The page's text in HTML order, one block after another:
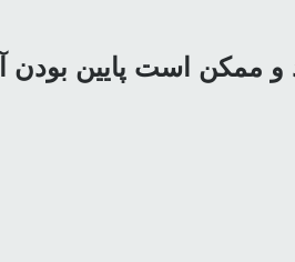
و ممکن است پایین